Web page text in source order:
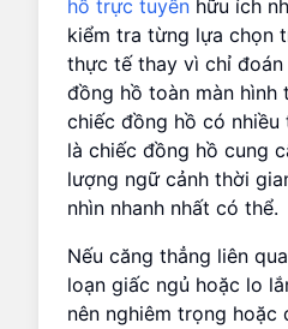
hồ trực tuyến hữu ích
kiểm tra từng lựa chọn
thực tế thay vì chỉ
đồng hồ toàn màn hình
chiếc đồng hồ có
là chiếc đồng hồ cung
lượng ngữ cảnh thời
nhìn nhanh nhất có thể.
Nếu căng thẳng liên
loạn giấc ngủ hoặc lo
nên nghiêm trọng hoặc